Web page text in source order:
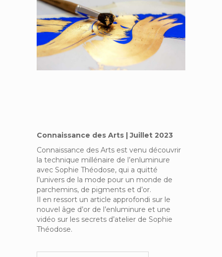
Connaissance des Arts | Juillet 2023
Connaissance des Arts est venu découvrir
la technique millénaire de l’enluminure
avec Sophie Théodose, qui a quitté
l’univers de la mode pour un monde de
parchemins, de pigments et d’or.
Il en ressort un article approfondi sur le
nouvel âge d’or de l’enluminure et une
vidéo sur les secrets d’atelier de Sophie
Théodose.